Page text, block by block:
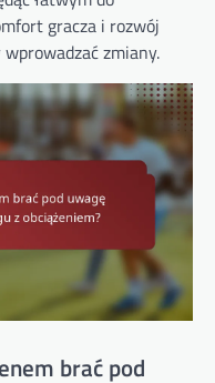
gracza i rozwój
zmiany.
brać pod